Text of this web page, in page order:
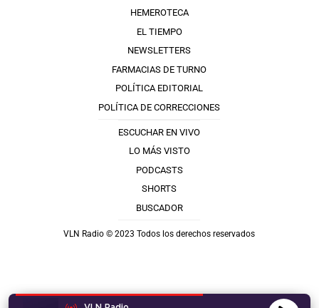
HEMEROTECA
EL TIEMPO
NEWSLETTERS
FARMACIAS DE TURNO
POLÍTICA EDITORIAL
POLÍTICA DE CORRECCIONES
ESCUCHAR EN VIVO
LO MÁS VISTO
PODCASTS
SHORTS
BUSCADOR
VLN Radio © 2023 Todos los derechos reservados